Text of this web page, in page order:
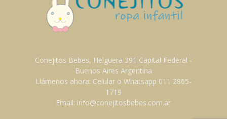
Conejitos Bebes, Helguera 391 Capital Federal -
Buenos Aires Argentina
Llámenos ahora: Celular o Whatsapp 011 2865-
1719
Email: info@conejitosbebes.com.ar